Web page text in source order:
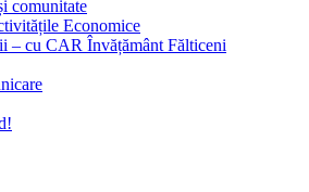
comunitate
Economice
– cu CAR Învățământ Fălticeni